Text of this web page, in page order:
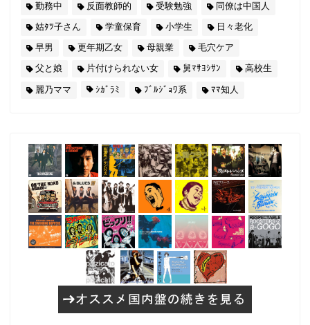
勤務中
反面教師的 受験勉強
同僚は中国人
姑ﾀﾂ子さん
学童保育 小学生
日々老化
早男
更年期乙女 母親業
毛穴ケア
父と娘
片付けられない女 舅ﾏｻﾖｼｻﾝ 高校生
麗乃ママ ｼｶﾞﾗﾐ ﾌﾞﾙｼﾞｮﾜ系 ﾏﾏ知人